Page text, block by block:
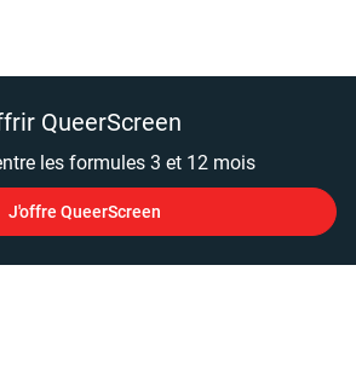
QueerScreen
les formules 3 et 12 mois
J'offre QueerScreen